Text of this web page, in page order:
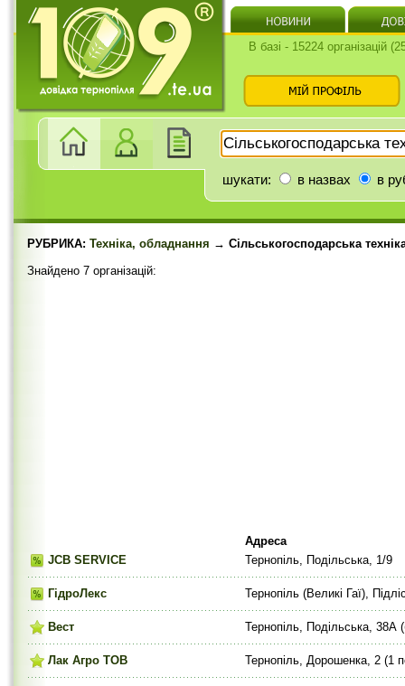
В базі - 15224 організацій
шукати: в назвах в
РУБРИКА: Техніка, обладнання → Сільськогосподарська
Знайдено 7 організацій:
Адреса
JCB SERVICE
Тернопіль, Подільська, 1/9
ГідроЛекс Тернопіль (Великі Гаї),
Вест Тернопіль, Подільська, 38А
Лак Агро ТОВ Тернопіль, Дорошенка, 2 (1